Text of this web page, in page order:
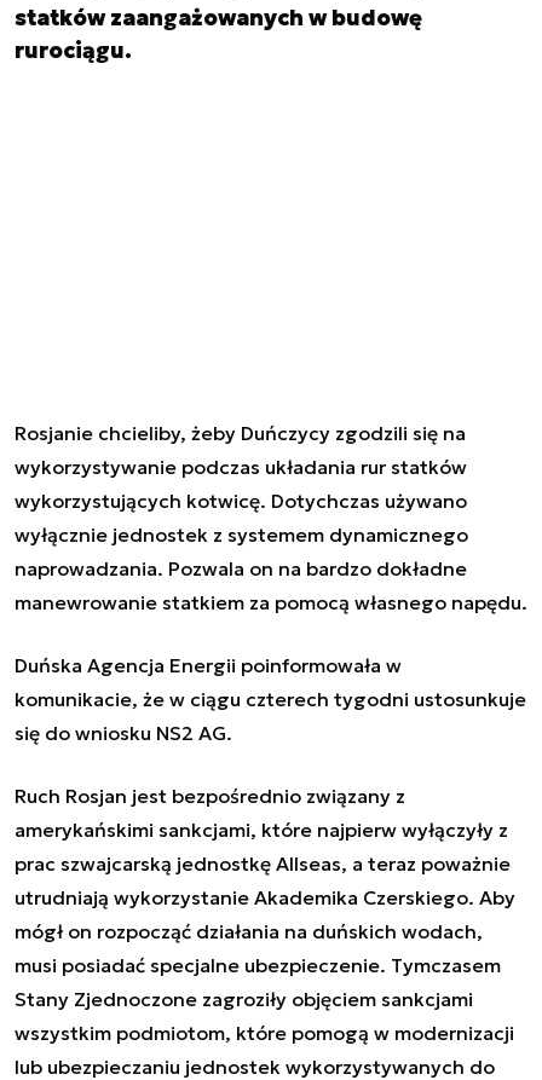
statków zaangażowanych w budowę
rurociągu.
Rosjanie chcieliby, żeby Duńczycy zgodzili się na
wykorzystywanie podczas układania rur statków
wykorzystujących kotwicę. Dotychczas używano
wyłącznie jednostek z systemem dynamicznego
naprowadzania. Pozwala on na bardzo dokładne
manewrowanie statkiem za pomocą własnego napędu.
Duńska Agencja Energii poinformowała w
komunikacie, że w ciągu czterech tygodni ustosunkuje
się do wniosku NS2 AG.
Ruch Rosjan jest bezpośrednio związany z
amerykańskimi sankcjami, które najpierw wyłączyły z
prac szwajcarską jednostkę Allseas, a teraz poważnie
utrudniają wykorzystanie Akademika Czerskiego. Aby
mógł on rozpocząć działania na duńskich wodach,
musi posiadać specjalne ubezpieczenie. Tymczasem
Stany Zjednoczone zagroziły objęciem sankcjami
wszystkim podmiotom, które pomogą w modernizacji
lub ubezpieczaniu jednostek wykorzystywanych do